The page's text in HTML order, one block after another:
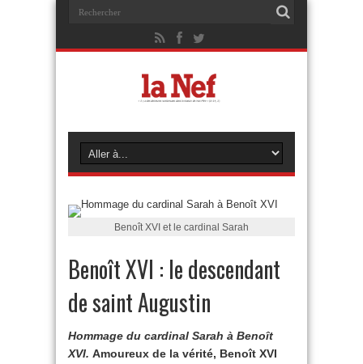
Benoît XVI et le cardinal Sarah
Benoît XVI : le descendant
de saint Augustin
Hommage du cardinal Sarah à Benoît
XVI. Amoureux de la vérité, Benoît XVI